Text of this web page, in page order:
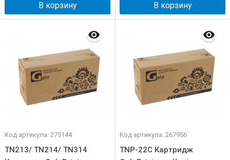
В корзину В корзину
Код артикула: 275144
TN213/ TN214/ TN314
Код артикула: 267956
TNP-22C Картридж